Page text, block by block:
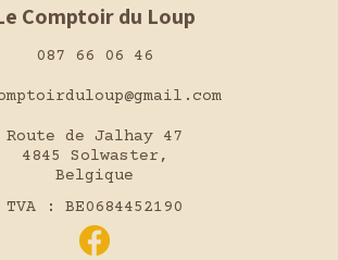
Comptoir du Loup
087 66 06 46
Route de Jalhay 47
4845 Solwaster,
Belgique
TVA : BE0684452190